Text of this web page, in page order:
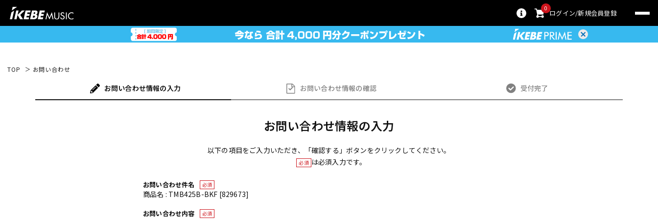
0
ログイン 新規会員登録
TOP お問い合わせ
お問い合わせ情報の入力 お問い合わせ情報の確認 受付完了
お問い合わせ情報の入力
以下の項目をご入力いただき、「確認する」ボタンをクリックしてください。
必須 は必須入力です。
お問い合わせ件名 必須
商品名 : TMB425B-BKF [829673]
お問い合わせ内容 必須